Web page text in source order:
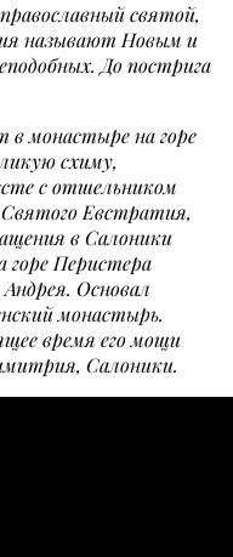
святой,
называют Новым и
До пострига
в монастыре на горе
схиму,
с отшельником
Евстратия,
в Салоники
горе Перистера
Основал
монастырь.
время его мощи
Салоники.